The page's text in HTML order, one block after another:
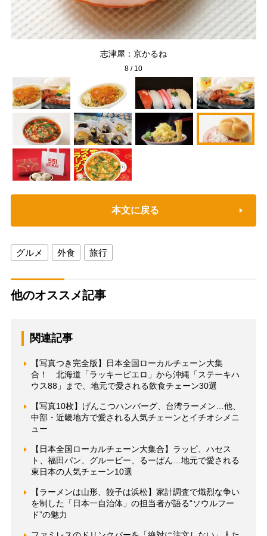
志津屋：京かるね
8 / 10
本文に戻る
グルメ 外食 旅行
他のオススメ記事
関連記事
【写真つき完全版】日本全国ローカルチェーン大集
合！ 北海道「ラッキーピエロ」から沖縄「ステーキハ
ウス88」まで、地元で愛される飲食チェーン30選
【写真10枚】げんこつハンバーグ、台湾ラーメン…他、
中部・近畿地方で愛される人気チェーンとイチオシメニ
ュー
【日本全国ローカルチェーン大集合】ラッピ、ハセス
ト、福田パン、グルービー、るーぱん…地元で愛される
東日本の人気チェーン10選
【ラーメンは山形、餃子は浜松】家計調査で熾烈な争い
を制した「日本一自治体」の担当者が語る“ソウルフー
ド”の魅力